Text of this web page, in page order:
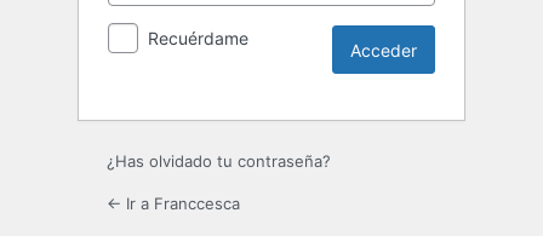
Recuérdame
¿Has olvidado tu contraseña?
← Ir a Franccesca